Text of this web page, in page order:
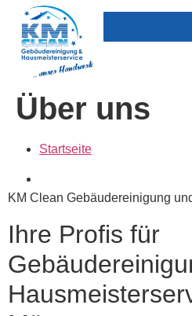
Über uns
Startseite
KM Clean Gebäudereinigung
Ihre Profis für